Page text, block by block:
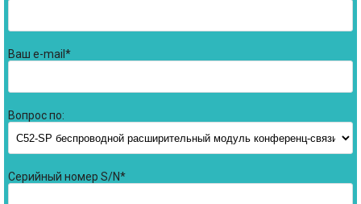
Ваш e-mail*
Вопрос по:
Серийный номер S/N*